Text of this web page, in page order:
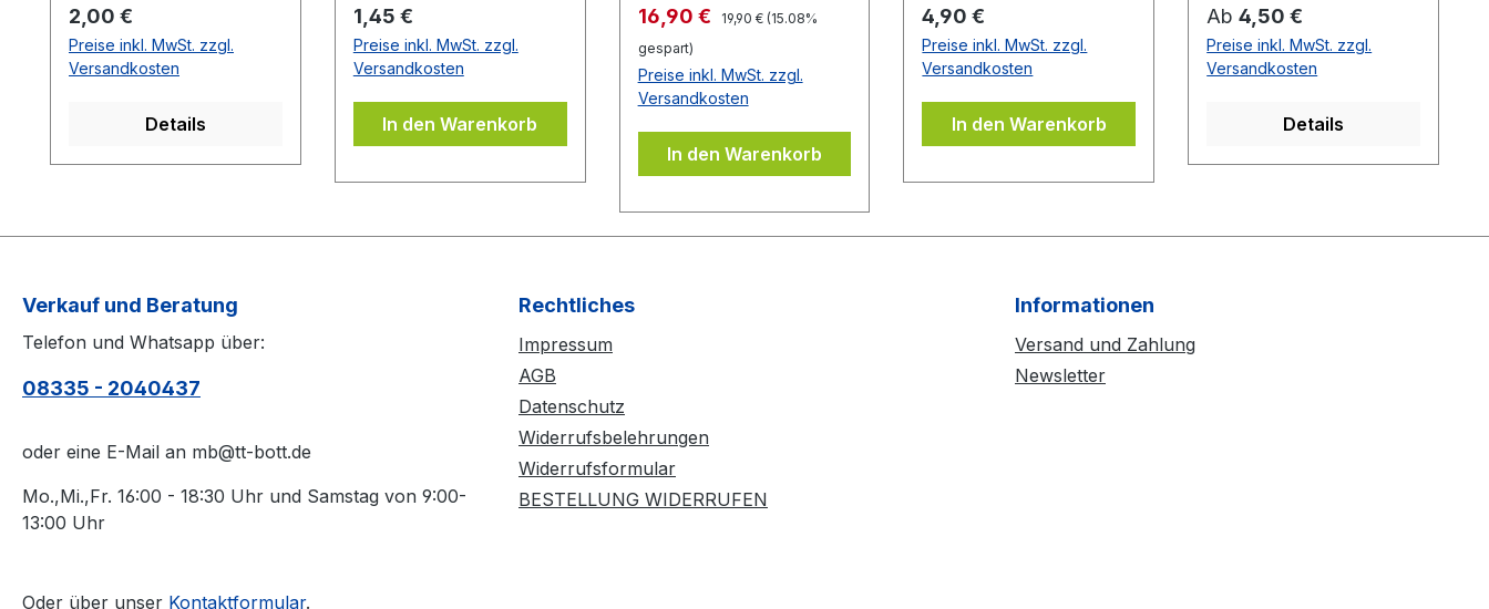
die Vorhandseite auf der
das Emblem bzw. eine
Aufschrift zu sehen
bei der Belag Montage
inklusive.Bei den
KEINE Belag-Montage
legen.
Regulärer Preis:
2,00 €
Preise inkl. MwSt. zzgl.
Versandkosten
Details
Haftung durch leicht
selbstklebende
Eigenschaften der Folie
auf Ihrem Belag.
Oberfläche des Belages
(z.B. mit einem DONIC
die Belagschutzfolie
Regulärer Preis:
1,45 €
Preise inkl. MwSt. zzgl.
Versandkosten
In den Warenkorb
Konsistenz sorgt für eine
verbesserte
Klebewirkung und die
Beläge können auch
wieder problemlos
abgezogen werden,
Schwamm ausreißt bzw.
beschädigt wird. Durch
CONTACT beinhaltet
keine flüchtigen
organischen
Lösungsmittel und darf
Verkaufspreis:
16,90 € Regulärer Preis:
19,90 € (15.08%
gespart)
Preise inkl. MwSt. zzgl.
Versandkosten
In den Warenkorb
Regulärer Preis:
4,90 €
Preise inkl. MwSt. zzgl.
Versandkosten
In den Warenkorb
Regulärer Preis:
Ab4,50 €
Preise inkl. MwSt. zzgl.
Versandkosten
Details
Verkauf und Beratung
Telefon und Whatsapp über:
08335 - 2040437
oder eine E-Mail an mb@tt-bott.de
Mo.,Mi.,Fr. 16:00 - 18:30 Uhr und Samstag von 9:00-
13:00 Uhr
Oder über unser Kontaktformular.
Rechtliches
Impressum
AGB
Datenschutz
Widerrufsbelehrungen
Widerrufsformular
BESTELLUNG WIDERRUFEN
Informationen
Versand und Zahlung
Newsletter